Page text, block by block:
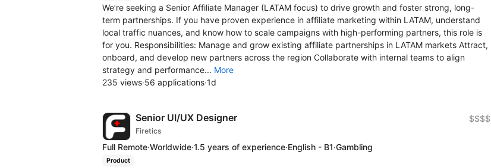
We’re seeking a Senior Affiliate Manager (LATAM focus) to drive growth and foster strong, long-
term partnerships. If you have proven experience in affiliate marketing within LATAM, understand
local traffic nuances, and know how to scale campaigns with high-performing partners, this role is
for you. Responsibilities: Manage and grow existing affiliate partnerships in LATAM markets Attract,
onboard, and develop new partners across the region Collaborate with internal teams to align
strategy and performance... More
235 views·56 applications·1d
Senior UI/UX Designer
Firetics
$$$$
Full Remote·Worldwide·1.5 years of experience·English - B1·Gambling
Product